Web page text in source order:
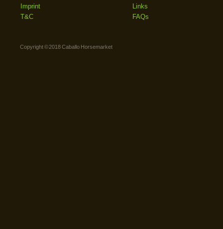
Imprint
T&C
Links
FAQs
Copyright © 2018 Caballo Horsemarket